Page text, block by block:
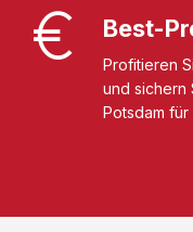
Best-
Profitieren
und sichern
Potsdam für